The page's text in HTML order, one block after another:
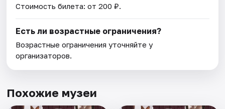
Стоимость билета: от 200 ₽.
Есть ли возрастные ограничения?
Возрастные ограничения уточняйте у
организаторов.
Похожие музеи